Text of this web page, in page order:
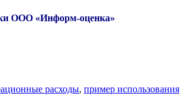
ООО «Информ-оценка»
расходы, пример использования